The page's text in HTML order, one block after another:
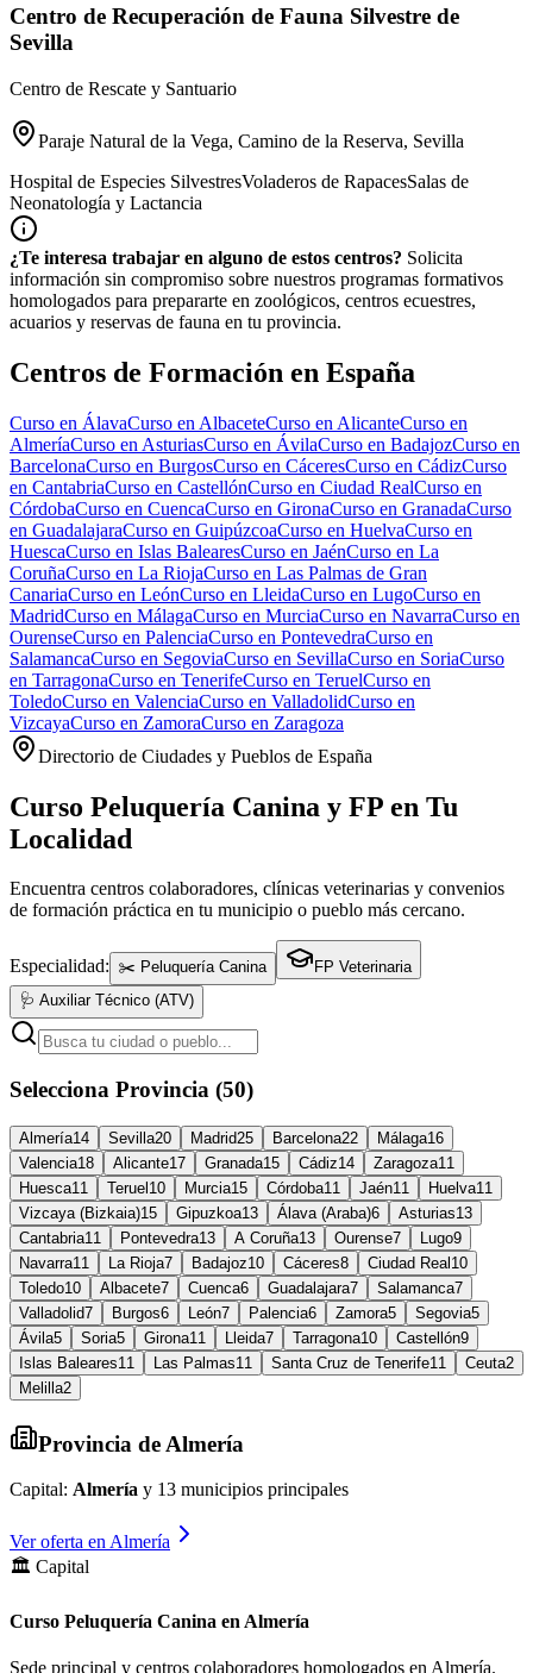
Centro de Recuperación de Fauna Silvestre de
Sevilla
Centro de Rescate y Santuario
Paraje Natural de la Vega, Camino de la Reserva, Sevilla
Hospital de Especies SilvestresVoladeros de RapacesSalas de
Neonatología y Lactancia
¿Te interesa trabajar en alguno de estos centros? Solicita
información sin compromiso sobre nuestros programas formativos
homologados para prepararte en zoológicos, centros ecuestres,
acuarios y reservas de fauna en tu provincia.
Centros de Formación en España
Curso en ÁlavaCurso en AlbaceteCurso en AlicanteCurso en
AlmeríaCurso en AsturiasCurso en ÁvilaCurso en BadajozCurso en
BarcelonaCurso en BurgosCurso en CáceresCurso en CádizCurso
en CantabriaCurso en CastellónCurso en Ciudad RealCurso en
CórdobaCurso en CuencaCurso en GironaCurso en GranadaCurso
en GuadalajaraCurso en GuipúzcoaCurso en HuelvaCurso en
HuescaCurso en Islas BalearesCurso en JaénCurso en La
CoruñaCurso en La RiojaCurso en Las Palmas de Gran
CanariaCurso en LeónCurso en LleidaCurso en LugoCurso en
MadridCurso en MálagaCurso en MurciaCurso en NavarraCurso en
OurenseCurso en PalenciaCurso en PontevedraCurso en
SalamancaCurso en SegoviaCurso en SevillaCurso en SoriaCurso
en TarragonaCurso en TenerifeCurso en TeruelCurso en
ToledoCurso en ValenciaCurso en ValladolidCurso en
VizcayaCurso en ZamoraCurso en Zaragoza
Directorio de Ciudades y Pueblos de España
Curso Peluquería Canina y FP en Tu
Localidad
Encuentra centros colaboradores, clínicas veterinarias y convenios
de formación práctica en tu municipio o pueblo más cercano.
Especialidad: ✂️ Peluquería Canina
FP Veterinaria
🩺 Auxiliar Técnico (ATV)
Selecciona Provincia (50)
Almería14 Sevilla20 Madrid25 Barcelona22 Málaga16
Valencia18 Alicante17 Granada15 Cádiz14 Zaragoza11
Huesca11 Teruel 10 Murcia15 Córdoba11 Jaén11 Huelva11
Vizcaya (Bizkaia)15 Gipuzkoa13 Álava (Araba)6 Asturias13
Cantabria11 Pontevedra13 A Coruña13 Ourense7 Lugo9
Navarra11 La Rioja7 Badajoz10 Cáceres8 Ciudad Real 10
Toledo10 Albacete7 Cuenca6 Guadalajara7 Salamanca7
Valladolid7 Burgos6 León7 Palencia6 Zamora5 Segovia5
Ávila5 Soria5 Girona11 Lleida7 Tarragona10 Castellón9
Islas Baleares11 Las Palmas11 Santa Cruz de Tenerife11 Ceuta2
Melilla2
Provincia de Almería
Capital: Almería y 13 municipios principales
Ver oferta en Almería
🏛️ Capital
Curso Peluquería Canina en Almería
Sede principal y centros colaboradores homologados en Almería.